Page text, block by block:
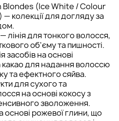
Blondes (Ice White / Colour
колекції для догляду за
лінія для тонкого волосся,
об'єму та пишності.
засобів на основі
какао для надання волоссю
та ефектного сяйва.
для сухого та
на основі кокосу з
зволоження.
основі рожевої глини, що